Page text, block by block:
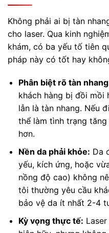
Không phải ai bị tàn
cho laser. Qua kinh
khám, có ba yếu tố tiên
pháp này có tốt hay
Phân biệt rõ tàn
khách hàng bị đồi mồi
lẫn là tàn nhang. Nếu
thể làm tình trạng
hơn.
Nền da phải khỏe: Da
yếu, kích ứng, hoặc
nồng độ cao) không
tôi thường yêu cầu
bảo vệ da ít nhất 2-4
Kỳ vọng thực tế: